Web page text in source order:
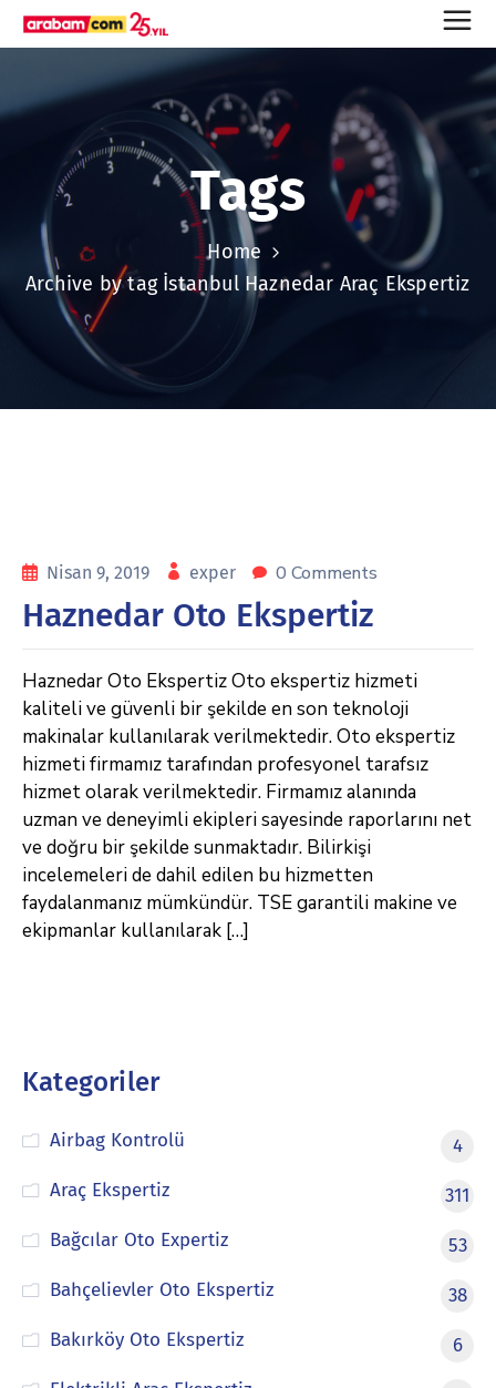
Tags
Home
Archive by tag İstanbul Haznedar Araç Ekspertiz
Nisan 9, 2019 exper 0 Comments
Haznedar Oto Ekspertiz
Haznedar Oto Ekspertiz Oto ekspertiz hizmeti
kaliteli ve güvenli bir şekilde en son teknoloji
makinalar kullanılarak verilmektedir. Oto ekspertiz
hizmeti firmamız tarafından profesyonel tarafsız
hizmet olarak verilmektedir. Firmamız alanında
uzman ve deneyimli ekipleri sayesinde raporlarını net
ve doğru bir şekilde sunmaktadır. Bilirkişi
incelemeleri de dahil edilen bu hizmetten
faydalanmanız mümkündür. TSE garantili makine ve
ekipmanlar kullanılarak […]
Kategoriler
Airbag Kontrolü
4
Araç Ekspertiz
311
Bağcılar Oto Expertiz
53
Bahçelievler Oto Ekspertiz
38
Bakırköy Oto Ekspertiz
6